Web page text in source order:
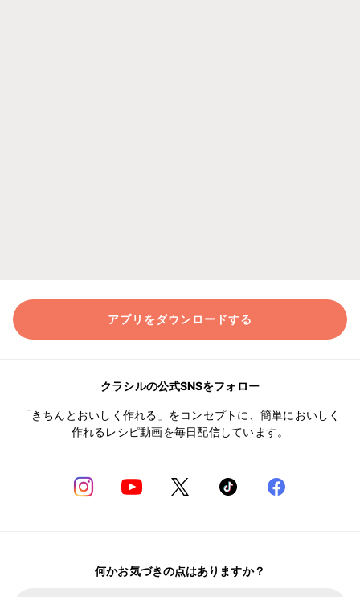
アプリをダウンロードする
クラシルの公式SNSをフォロー
「きちんとおいしく作れる」をコンセプトに、簡単においしく
作れるレシピ動画を毎日配信しています。
何かお気づきの点はありますか？